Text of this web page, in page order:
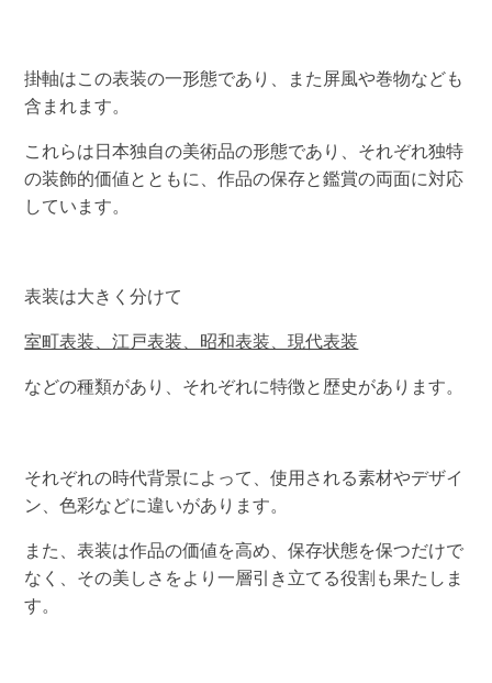
掛軸はこの表装の一形態であり、また屏風や巻物なども
含まれます。
これらは日本独自の美術品の形態であり、それぞれ独特
の装飾的価値とともに、作品の保存と鑑賞の両面に対応
しています。
表装は大きく分けて
室町表装、江戸表装、昭和表装、現代表装
などの種類があり、それぞれに特徴と歴史があります。
それぞれの時代背景によって、使用される素材やデザイ
ン、色彩などに違いがあります。
また、表装は作品の価値を高め、保存状態を保つだけで
なく、その美しさをより一層引き立てる役割も果たしま
す。